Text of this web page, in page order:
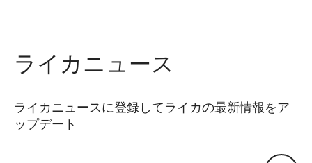
ライカニュース
ライカニュースに登録してライカの最新情報をア
ップデート